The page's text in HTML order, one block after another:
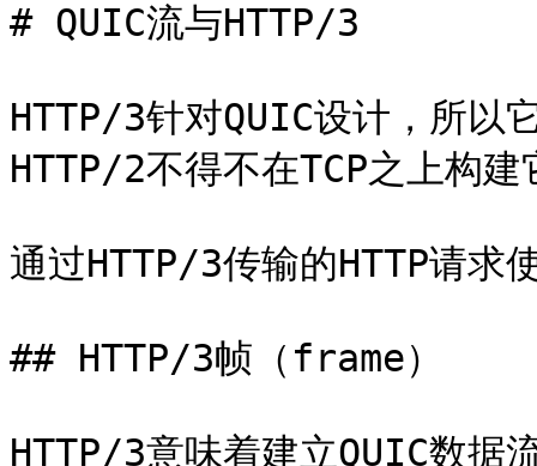
# QUIC流与HTTP/3
HTTP/3针对QUIC设计，所以
HTTP/2不得不在TCP之上构
通过HTTP/3传输的HTTP请求
## HTTP/3帧（frame）
HTTP/3意味着建立QUIC数据